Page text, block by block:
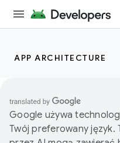
APP ARCHITECTURE
Google używa
Twój preferowany język.